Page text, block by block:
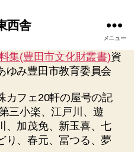
西舎
メニュー
集(豊田市文化財叢書)資
ゆみ豊田市教育委員会
カフェ20軒の屋号の記
三小楽、江戸川、遊
、加茂免、新玉喜、七
り、春元、冨つる、夢